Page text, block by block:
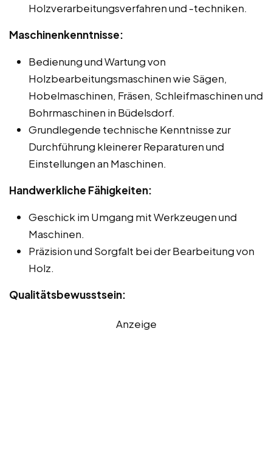
Holzverarbeitungsverfahren und -techniken.
Maschinenkenntnisse:
Bedienung und Wartung von
Holzbearbeitungsmaschinen wie Sägen,
Hobelmaschinen, Fräsen, Schleifmaschinen und
Bohrmaschinen in Büdelsdorf.
Grundlegende technische Kenntnisse zur
Durchführung kleinerer Reparaturen und
Einstellungen an Maschinen.
Handwerkliche Fähigkeiten:
Geschick im Umgang mit Werkzeugen und
Maschinen.
Präzision und Sorgfalt bei der Bearbeitung von
Holz.
Qualitätsbewusstsein:
Anzeige